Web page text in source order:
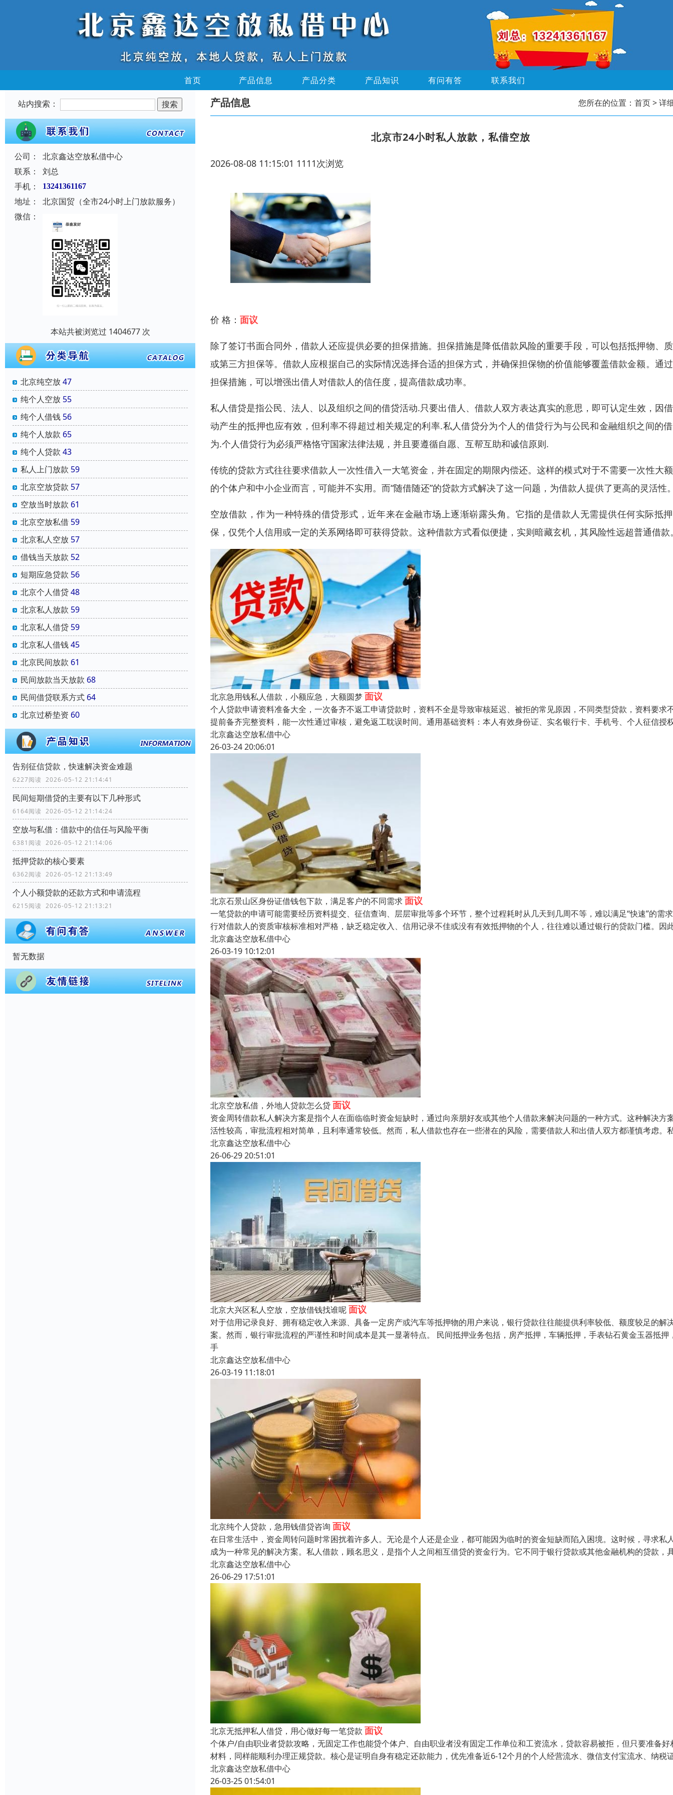
首页 产品信息 产品分类 产品知识 有问有答 联系我们
站内搜索：
公司：
北京鑫达空放私借中心
联系：
刘总
手机：
13241361167
地址：
北京国贸（全市24小时上门放款服务）
微信：
本站共被浏览过 1404677 次
北京纯空放47
纯个人空放 55
纯个人借钱 56
纯个人放款 65
纯个人贷款 43
私人上门放款 59
北京空放贷款 57
空放当时放款 61
北京空放私借 59
北京私人空放 57
借钱当天放款 52
短期应急贷款 56
北京个人借贷48
北京私人放款 59
北京私人借贷 59
北京私人借钱45
北京民间放款 61
民间放款当天放款 68
民间借贷联系方式 64
北京过桥垫资 60
告别征信贷款，快速解决资金难题
6227阅读 2026-05-12 21:14:41
民间短期借贷的主要有以下几种形式
6164阅读 2026-05-12 21:14:24
空放与私借：借款中的信任与风险平衡
6381阅读 2026-05-12 21:14:06
抵押贷款的核心要素
6362阅读 2026-05-12 21:13:49
个人小额贷款的还款方式和申请流程
6215阅读 2026-05-12 21:13:21
暂无数据
产品信息 您所在的位置： 首页> 详
北京市24小时私人放款，私借空放
2026-08-08 11:15:01 1111次浏览
价 格： 面议
除了签订书面合同外，借款人还应提供必要的担保措施。担保措施是降低借款风险的重要手段，可以包括抵押物、
或第三方担保等。借款人应根据自己的实际情况选择合适的担保方式，并确保担保物的价值能够覆盖借款金额。通
担保措施，可以增强出借人对借款人的信任度，提高借款成功率。
私人借贷是指公民、法人、以及组织之间的借贷活动.只要出借人、借款人双方表达真实的意思，即可认定生效，因
动产生的抵押也应有效，但利率不得超过相关规定的利率.私人借贷分为个人的借贷行为与公民和金融组织之间的
为.个人借贷行为必须严格恪守国家法律法规，并且要遵循自愿、互帮互助和诚信原则.
传统的贷款方式往往要求借款人一次性借入一大笔资金，并在固定的期限内偿还。这样的模式对于不需要一次性大
的个体户和中小企业而言，可能并不实用。而“随借随还”的贷款方式解决了这一问题，为借款人提供了更高的灵活性
空放借款，作为一种特殊的借贷形式，近年来在金融市场上逐渐崭露头角。它指的是借款人无需提供任何实际抵
保，仅凭个人信用或一定的关系网络即可获得贷款。这种借款方式看似便捷，实则暗藏玄机，其风险性远超普通借款
北京急用钱私人借款，小额应急，大额圆梦面议
个人贷款申请资料准备大全，一次备齐不返工申请贷款时，资料不全是导致审核延迟、被拒的常见原因，不同类型贷款，资料要求
提前备齐完整资料，能一次性通过审核，避免返工耽误时间。通用基础资料：本人有效身份证、实名银行卡、手机号、个人征信授
北京鑫达空放私借中心
26-03-24 20:06:01
北京石景山区身份证借钱包下款，满足客户的不同需求面议
一笔贷款的申请可能需要经历资料提交、征信查询、层层审批等多个环节，整个过程耗时从几天到几周不等，难以满足“快速”的需
行对借款人的资质审核标准相对严格，缺乏稳定收入、信用记录不佳或没有有效抵押物的个人，往往难以通过银行的贷款门槛。因
北京鑫达空放私借中心
26-03-19 10:12:01
北京空放私借，外地人贷款怎么贷面议
资金周转借款私人解决方案是指个人在面临临时资金短缺时，通过向亲朋好友或其他个人借款来解决问题的一种方式。这种解决方
活性较高，审批流程相对简单，且利率通常较低。然而，私人借款也存在一些潜在的风险，需要借款人和出借人双方都谨慎考虑。
北京鑫达空放私借中心
26-06-29 20:51:01
北京大兴区私人空放，空放借钱找谁呢面议
对于信用记录良好、拥有稳定收入来源、具备一定房产或汽车等抵押物的用户来说，银行贷款往往能提供利率较低、额度较足的解
案。然而，银行审批流程的严谨性和时间成本是其一显著特点。 民间抵押业务包括，房产抵押，车辆抵押，手表钻石黄金玉器抵押
手
北京鑫达空放私借中心
26-03-19 11:18:01
北京纯个人贷款，急用钱借贷咨询 面议
在日常生活中，资金周转问题时常困扰着许多人。无论是个人还是企业，都可能因为临时的资金短缺而陷入困境。这时候，寻求私
成为一种常见的解决方案。私人借款，顾名思义，是指个人之间相互借贷的资金行为。它不同于银行贷款或其他金融机构的贷款，
北京鑫达空放私借中心
26-06-29 17:51:01
北京无抵押私人借贷，用心做好每一笔贷款 面议
个体户/自由职业者贷款攻略，无固定工作也能贷个体户、自由职业者没有固定工作单位和工资流水，贷款容易被拒，但只要准备好
材料，同样能顺利办理正规贷款。核心是证明自身有稳定还款能力，优先准备近6-12个月的个人经营流水、微信支付宝流水、纳税
北京鑫达空放私借中心
26-03-25 01:54:01